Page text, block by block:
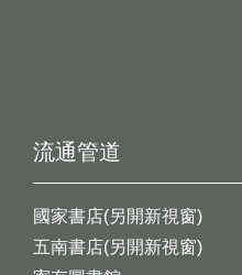
流通管道
國家書店(另開新視窗)
五南書店(另開新視窗)